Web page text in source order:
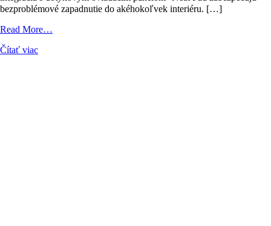
bezproblémové zapadnutie do akéhokoľvek interiéru. […]
Read More…
Čítať viac